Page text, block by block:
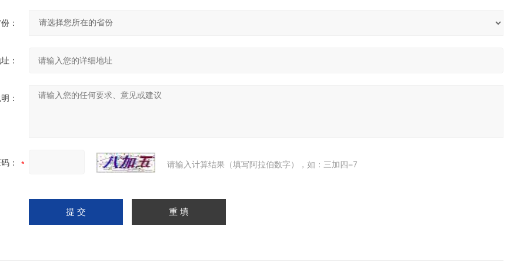
：
：
：
： 请输入计算结果（填写阿拉伯数字），如：三加四=7